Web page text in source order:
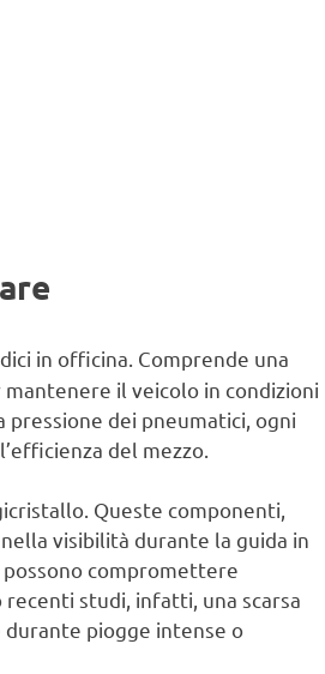
in officina. Comprende una
il veicolo in condizioni
dei pneumatici, ogni
del mezzo.
Queste componenti,
visibilità durante la guida in
possono compromettere
studi, infatti, una scarsa
piogge intense o